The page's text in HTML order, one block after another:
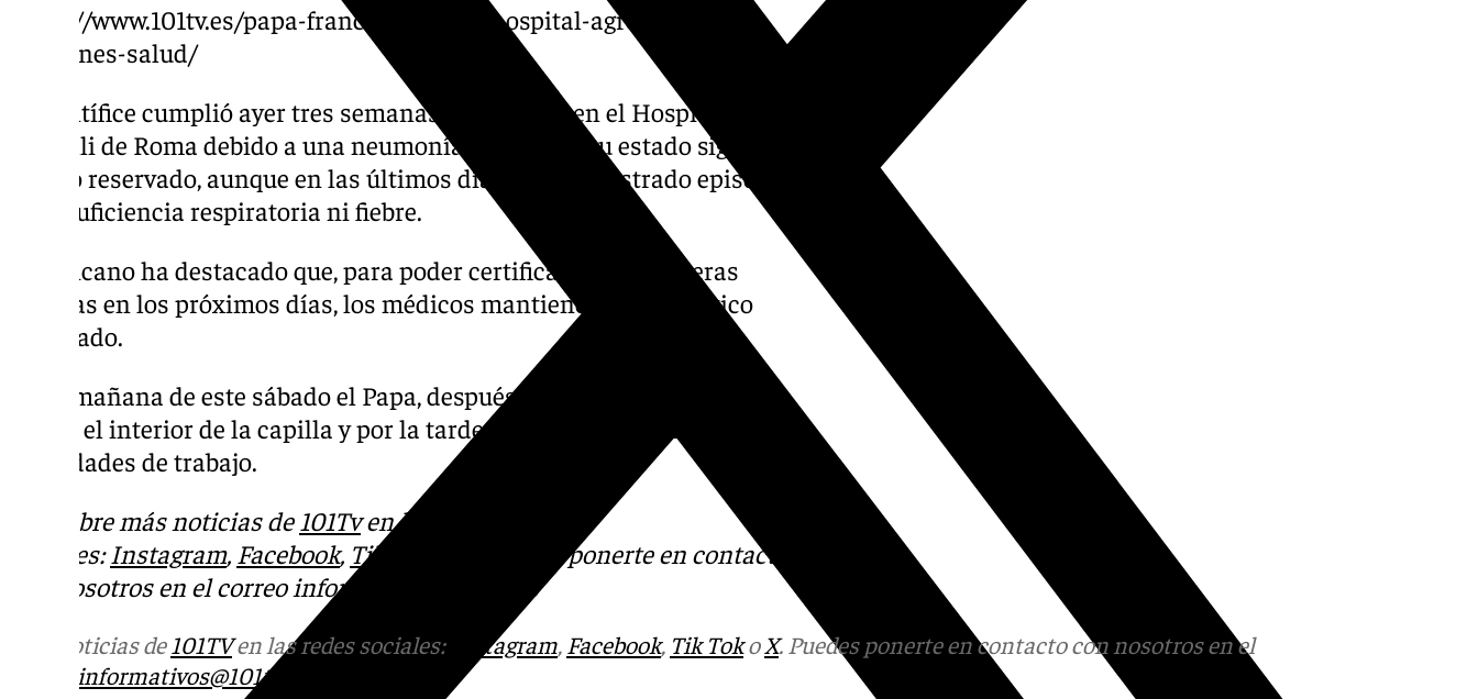
https://www.101tv.es/papa-francisco-audio-hospital-agredecer-
oraciones-salud/
El Pontífice cumplió ayer tres semanas ingresados en el Hospital
Gemelli de Roma debido a una neumonía bilateral y su estado sigue
siendo reservado, aunque en las últimos días no ha registrado episodios
de insuficiencia respiratoria ni fiebre.
El Vaticano ha destacado que, para poder certificar estas primeras
mejoras en los próximos días, los médicos mantienen el pronóstico
reservado.
En la mañana de este sábado el Papa, después de recibir la Eucaristía,
oró en el interior de la capilla y por la tarde alternó el descanso con
actividades de trabajo.
Descubre más noticias de 101Tven las redes
sociales: Instagram, Facebook, Tik Tok
. Puedes ponerte en contacto
con nosotros en el correo informativos@101tv.es
Más noticias de 101TVen las redes sociales: Instagram, Facebook, Tik TokoX. Puedes ponerte en contacto con nosotros en el
informativos@101tv.es